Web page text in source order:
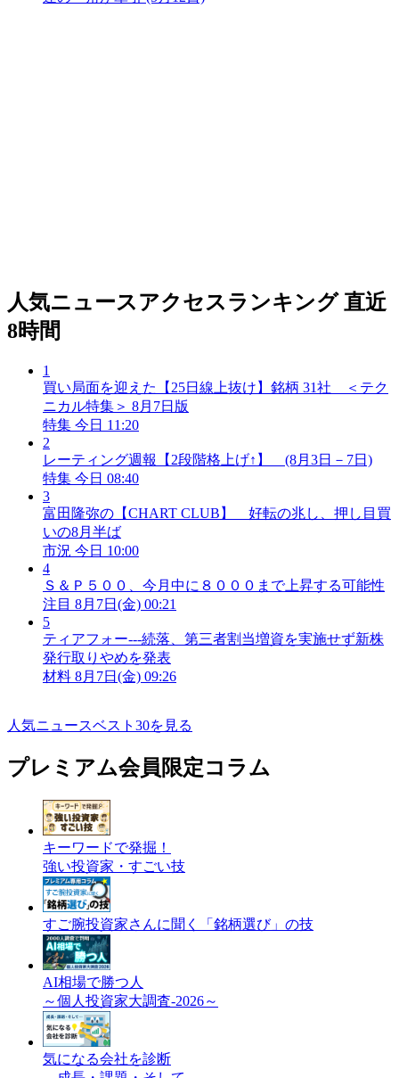
人気ニュースアクセスランキング 直近
8時間
1
買い局面を迎えた【25日線上抜け】銘柄 31社 ＜テク
ニカル特集＞ 8月7日版
特集 今日 11:20
2
レーティング週報【2段階格上げ↑】 (8月3日－7日)
特集 今日 08:40
3
富田隆弥の【CHART CLUB】 好転の兆し、押し目買
いの8月半ば
市況 今日 10:00
4
Ｓ＆Ｐ５００、今月中に８０００まで上昇する可能性
注目 8月7日(金) 00:21
5
ティアフォー---続落、第三者割当増資を実施せず新株
発行取りやめを発表
材料 8月7日(金) 09:26
人気ニュースベスト30を見る
プレミアム会員限定コラム
キーワードで発掘！
強い投資家・すごい技
すご腕投資家さんに聞く「銘柄選び」の技
AI相場で勝つ人
～個人投資家大調査-2026～
気になる会社を診断